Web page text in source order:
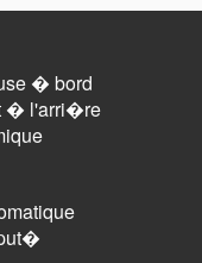
� bord
� l'arri�re